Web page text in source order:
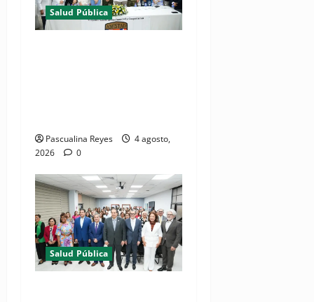
Salud Pública
Pascualina Reyes
4 agosto,
2026
0
Salud Pública